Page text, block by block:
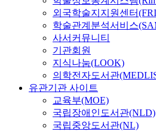
외국학술지지원센터
학술관계분석서비스
사서커뮤니티
기관회원
지식나눔(LOOK)
의학전자도서관
유관기관 사이트
교육부(MOE)
국립장애인도서관(NLD)
국립중앙도서관(NL)